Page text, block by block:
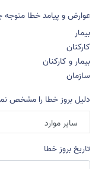
عوارض و پیامد خطا
بیمار
کارکنان
بیمار و کارکنان
سازمان
دلیل بروز خطا را مشخص
تاریخ بروز خطا